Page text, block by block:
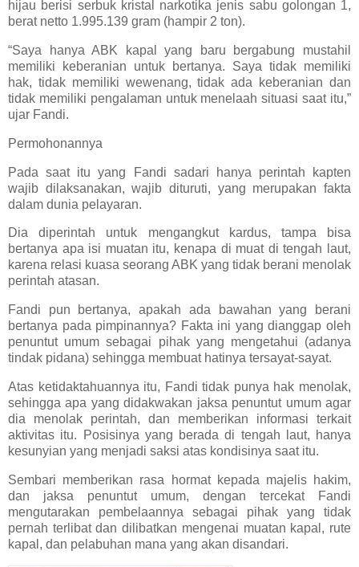
hijau berisi serbuk kristal narkotika jenis sabu golongan 1,
berat netto 1.995.139 gram (hampir 2 ton).
“Saya hanya ABK kapal yang baru bergabung mustahil
memiliki keberanian untuk bertanya. Saya tidak memiliki
hak, tidak memiliki wewenang, tidak ada keberanian dan
tidak memiliki pengalaman untuk menelaah situasi saat itu,”
ujar Fandi.
Permohonannya
Pada saat itu yang Fandi sadari hanya perintah kapten
wajib dilaksanakan, wajib dituruti, yang merupakan fakta
dalam dunia pelayaran.
Dia diperintah untuk mengangkut kardus, tampa bisa
bertanya apa isi muatan itu, kenapa di muat di tengah laut,
karena relasi kuasa seorang ABK yang tidak berani menolak
perintah atasan.
Fandi pun bertanya, apakah ada bawahan yang berani
bertanya pada pimpinannya? Fakta ini yang dianggap oleh
penuntut umum sebagai pihak yang mengetahui (adanya
tindak pidana) sehingga membuat hatinya tersayat-sayat.
Atas ketidaktahuannya itu, Fandi tidak punya hak menolak,
sehingga apa yang didakwakan jaksa penuntut umum agar
dia menolak perintah, dan memberikan informasi terkait
aktivitas itu. Posisinya yang berada di tengah laut, hanya
kesunyian yang menjadi saksi atas kondisinya saat itu.
Sembari memberikan rasa hormat kepada majelis hakim,
dan jaksa penuntut umum, dengan tercekat Fandi
mengutarakan pembelaannya sebagai pihak yang tidak
pernah terlibat dan dilibatkan mengenai muatan kapal, rute
kapal, dan pelabuhan mana yang akan disandari.